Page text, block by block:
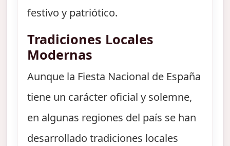
festivo y patriótico.
Tradiciones Locales
Modernas
Aunque la Fiesta Nacional de España
tiene un carácter oficial y solemne,
en algunas regiones del país se han
desarrollado tradiciones locales